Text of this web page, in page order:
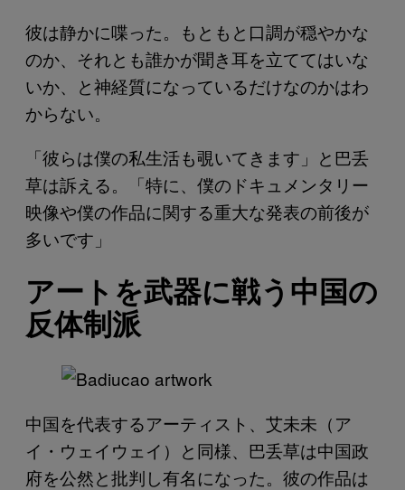
彼は静かに喋った。もともと口調が穏やかな
のか、それとも誰かが聞き耳を立ててはいな
いか、と神経質になっているだけなのかはわ
からない。
「彼らは僕の私生活も覗いてきます」と巴丢
草は訴える。「特に、僕のドキュメンタリー
映像や僕の作品に関する重大な発表の前後が
多いです」
アートを武器に戦う中国の
反体制派
中国を代表するアーティスト、艾未未（ア
イ・ウェイウェイ）と同様、巴丢草は中国政
府を公然と批判し有名になった。彼の作品は